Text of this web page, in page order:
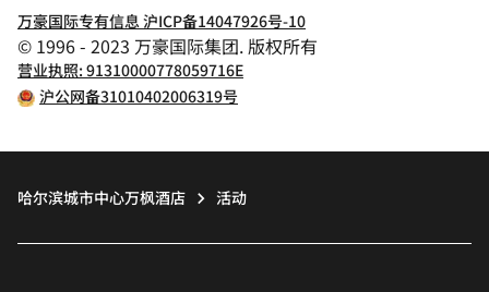
万豪国际专有信息 沪ICP备14047926号-10
© 1996 - 2023 万豪国际集团. 版权所有
营业执照: 91310000778059716E
沪公网备31010402006319号
哈尔滨城市中心万枫酒店 活动